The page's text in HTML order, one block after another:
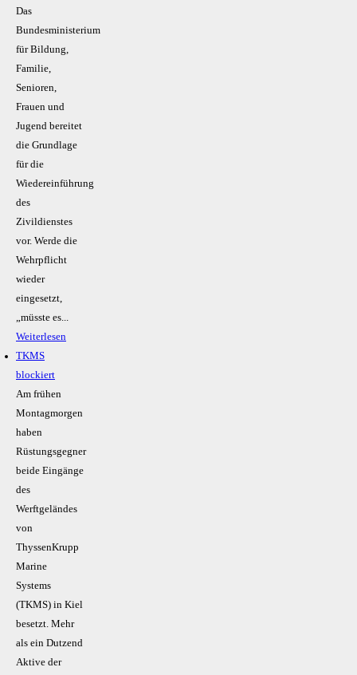
Das
Bundesministerium
für Bildung,
Familie,
Senioren,
Frauen und
Jugend bereitet
die Grundlage
für die
Wiedereinführung
des
Zivildienstes
vor. Werde die
Wehrpflicht
wieder
eingesetzt,
„müsste es...
Weiterlesen
TKMS
blockiert
Am frühen
Montagmorgen
haben
Rüstungsgegner
beide Eingänge
des
Werftgeländes
von
ThyssenKrupp
Marine
Systems
(TKMS) in Kiel
besetzt. Mehr
als ein Dutzend
Aktive der